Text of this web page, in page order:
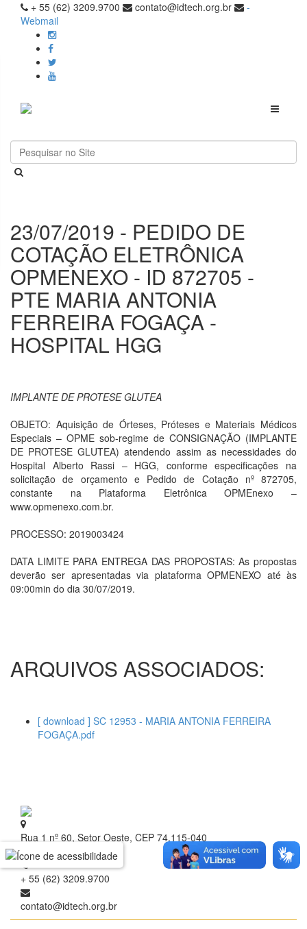
+ 55 (62) 3209.9700 contato@idtech.org.br
-
Webmail
Toggle
23/07/2019 - PEDIDO DE
COTAÇÃO ELETRÔNICA
OPMENEXO - ID 872705 -
PTE MARIA ANTONIA
FERREIRA FOGAÇA -
HOSPITAL HGG
IMPLANTE DE PROTESE GLUTEA
OBJETO: Aquisição de Órteses, Próteses e Materiais Médicos
Especiais – OPME sob-regime de CONSIGNAÇÃO (IMPLANTE
DE PROTESE GLUTEA) atendendo assim as necessidades do
Hospital Alberto Rassi – HGG, conforme especificações na
solicitação de orçamento e Pedido de Cotação nº 872705,
constante na Plataforma Eletrônica OPMEnexo –
www.opmenexo.com.br.
PROCESSO: 2019003424
DATA LIMITE PARA ENTREGA DAS PROPOSTAS: As propostas
deverão ser apresentadas via plataforma OPMENEXO até às
09:00min do dia 30/07/2019.
ARQUIVOS ASSOCIADOS:
[ download ] SC 12953 - MARIA ANTONIA FERREIRA
FOGAÇA.pdf
Rua 1 nº 60, Setor Oeste, CEP 74.115-040
Goiânia - Goiás
+ 55 (62) 3209.9700
contato@idtech.org.br